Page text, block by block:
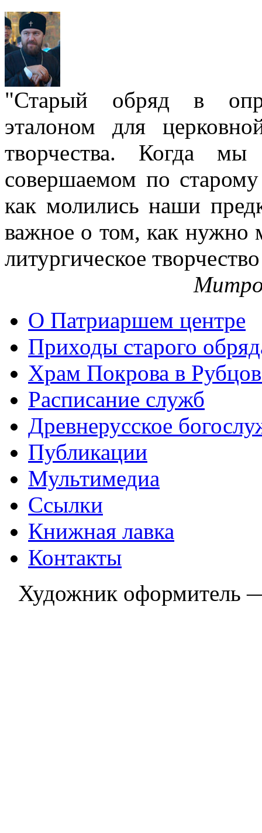
"Старый обряд в
эталоном для
творчества. Когда мы
совершаемом по
как молились наши
важное о том, как нужно
литургическое
О Патриаршем центре
Приходы старого
Храм Покрова в
Расписание служб
Древнерусское
Публикации
Мультимедиа
Ссылки
Книжная лавка
Контакты
Художник оформитель